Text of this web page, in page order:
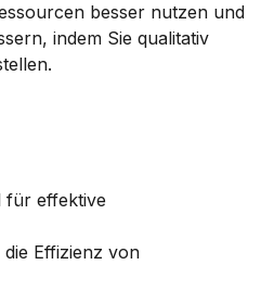
besser nutzen und
indem Sie qualitativ
für effektive
Effizienz von